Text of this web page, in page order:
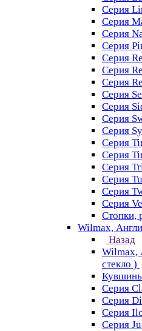
Серия
Серия
Серия
Серия
Серия
Серия
Серия
Серия
Серия
Серия
Серия
Серия
Серия
Серия
Серия
Серия
Серия
Стопки,
Wilmax,
Назад
Wilmax,
стекло )
Серия
Серия
Серия
Серия